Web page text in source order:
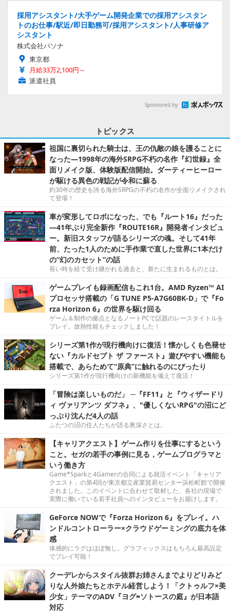
採用アシスタント/大手ゲーム開発企業での採用アシスタン
トのお仕事/駅近/即日勤務可/採用アシスタント/人事研修ア
シスタント
株式会社パソナ
東京都
月給33万2,100円～
派遣社員
Sponsored by
トピックス
祖国に裏切られた騎士は、王の仇敵の娘を護ることに
なった―1998年の海外SRPG不朽の名作『幻世録』全
面リメイク版、体験版配信開始。ダーティーヒーロー
が駆ける異色の戦記が令和に蘇る
約30年の歴史を誇る海外SRPGの不朽の名作が全面リメイクされ
て登場！
車が変形してロボになった、でも『ルート16』だった
―41年ぶり完全新作『ROUTE16R』開発者インタビュ
ー。新旧スタッフが語るシリーズの魂。そして41年
前、たった1人のために手作業で直した世界に1本だけ
の“幻のカセット”の話
長い時を経て受け継がれる過去と、新たに生まれるものとは。
ゲームプレイも録画配信もこれ1台。AMD Ryzen™ AI
プロセッサ搭載の「G TUNE P5-A7G60BK-D」で『Fo
rza Horizon 6』の世界を駆け回る
ゲーム＆制作の拠点となるノートPCで話題のレースタイトルを
プレイ。放熱性能もチェックしました！
シリーズ第1作が現行機向けに復活！懐かしくも色褪せ
ない『カルドセプト ザ ファースト』遊びやすい機能も
搭載で、あらためて“原典”に触れるのにぴったり
シリーズ第1作が現行機向けの新機能を備えて復活！
「冒険は楽しいものだ」 ─『FF11』と『ウィザードリ
ィ ヴァリアンツ ダフネ』、"優しくないRPG"の沼にど
っぷり沈んだ4人の話
ふたつの沼の住人たちが語る奥深さとは。
【キャリアクエスト】ゲーム作りを仕事にするという
こと。セガの若手の事例に見る，ゲームプログラマと
いう働き方
Game*Sparkと4Gamerの合同による就活イベント「キャリア
クエスト」の第4回が東京都立産業貿易センター浜松町館で開催
されました。このイベントに合わせて取材した、各社の現場で
実際に働いている若手社員へのインタビューをお届けします。
GeForce NOWで『Forza Horizon 6』をプレイ。ハ
ンドルコントローラー×クラウドゲーミングの底力を体
感
体感的にラグはほぼ無し。グラフィックスはもちろん最高設定
でプレイ可能！
クーデレからスタイル抜群お姉さんまでよりどりみど
りな人外娘たちとホテル経営しよう！「クトゥルフ×美
少女」テーマのADV『ヨグ=ソトースの庭』が日本語
対応